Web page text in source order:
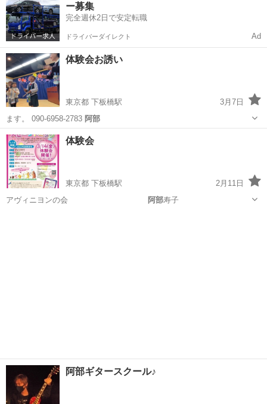
ー募集
完全週休2日で安定転職
ドライバーダイレクト Ad
体験会お誘い
東京都 下板橋駅
3月7日
ます。 090-6958-2783 阿部
東京 豊島区 下板橋駅
体験会
東京都 下板橋駅
2月11日
アヴィニヨンの会 阿部寿子
阿部ギタースクール♪